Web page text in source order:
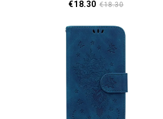
€18.30 €18.30